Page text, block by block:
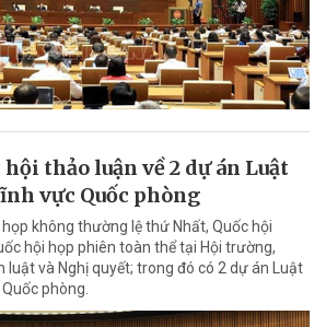
hội thảo luận về 2 dự án Luật
vực Quốc phòng
không thường lệ thứ Nhất, Quốc hội
hội họp phiên toàn thể tại Hội trường,
luật và Nghị quyết; trong đó có 2 dự án Luật
phòng.